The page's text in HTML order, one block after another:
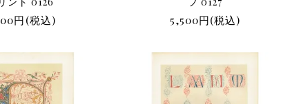
円(税込) 5,500円(税込)